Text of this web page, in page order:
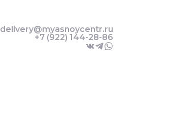
delivery@myasnoycentr.ru
+7 (922) 144-28-86